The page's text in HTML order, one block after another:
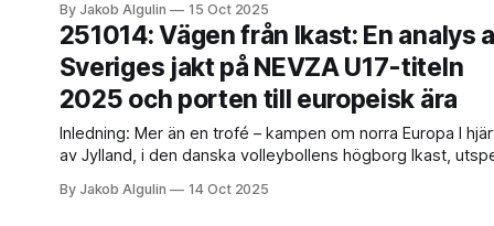
betydelsefulla händelserna. Det är mer än bara en
det är en prövning där framtidens stjärnor tänds och
och där regional prestige står på spel.
By Jakob Algulin 15 Oct 2025
251014: Vägen från Ikast: En analys
Sveriges jakt på NEVZA U17-titeln
2025 och porten till europeisk ära
Inledning: Mer än en trofé – kampen om norra Europa I hjärtat
av Jylland, i den danska volleybollens högborg Ikast,
regionalt mästerskap. NEVZA U17 Championship är den
By Jakob Algulin 14 Oct 2025